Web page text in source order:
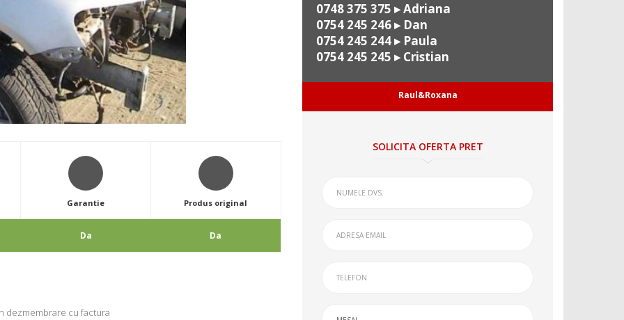
Garantie
Da
Produs original
Da
dezmembrare cu factura
0748 375 375 ▸ Adriana
0754 245 246▸ Dan
0754 245 244▸ Paula
0754 245 245 ▸ Cristian
Raul&Roxana
SOLICITA OFERTA PRET